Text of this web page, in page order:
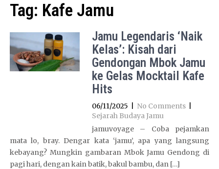
Tag: Kafe Jamu
Jamu Legendaris ‘Naik
Kelas’: Kisah dari
Gendongan Mbok Jamu
ke Gelas Mocktail Kafe
Hits
06/11/2025 No Comments
Sejarah Budaya Jamu
jamuvoyage – Coba pejamkan
mata lo, bray. Dengar kata ‘jamu’, apa yang langsung
kebayang? Mungkin gambaran Mbok Jamu Gendong di
pagi hari, dengan kain batik, bakul bambu, dan […]